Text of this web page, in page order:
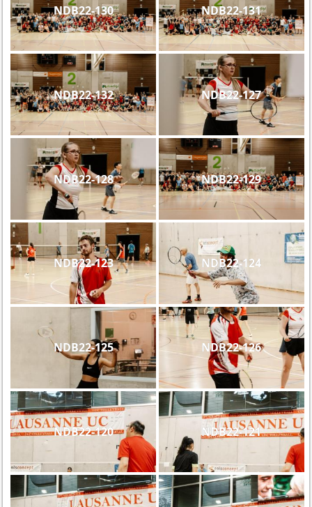
NDB22-130 NDB22-131
NDB22-132 NDB22-127
NDB22-128 NDB22-129
NDB22-123 NDB22-124
NDB22-125 NDB22-126
NDB22-120 NDB22-121